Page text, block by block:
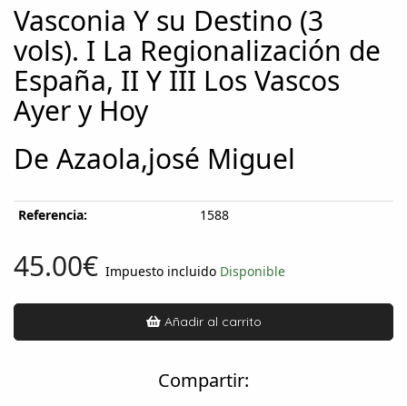
Vasconia Y su Destino (3
vols). I La Regionalización de
España, II Y III Los Vascos
Ayer y Hoy
De Azaola,josé Miguel
Referencia: 1588
45.00€ Impuesto incluido Disponible
Añadir al carrito
Compartir: